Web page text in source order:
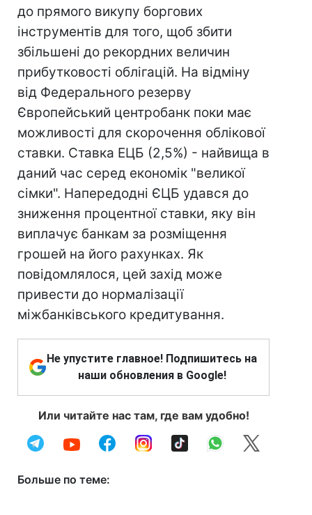
до прямого викупу боргових
інструментів для того, щоб збити
збільшені до рекордних величин
прибутковості облігацій. На відміну
від Федерального резерву
Європейський центробанк поки має
можливості для скорочення облікової
ставки. Ставка ЕЦБ (2,5%) - найвища в
даний час серед економік "великої
сімки". Напередодні ЄЦБ удався до
зниження процентної ставки, яку він
виплачує банкам за розміщення
грошей на його рахунках. Як
повідомлялося, цей захід може
привести до нормалізації
міжбанківського кредитування.
Не упустите главное! Подпишитесь на
наши обновления в Google!
Или читайте нас там, где вам удобно!
Больше по теме: